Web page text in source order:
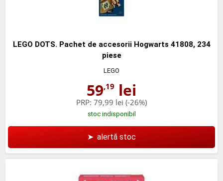
LEGO DOTS. Pachet de accesorii Hogwarts 41808, 234
piese
LEGO
59,19 lei
PRP: 79,99 lei (-26%)
stoc indisponibil
➤ alertă stoc